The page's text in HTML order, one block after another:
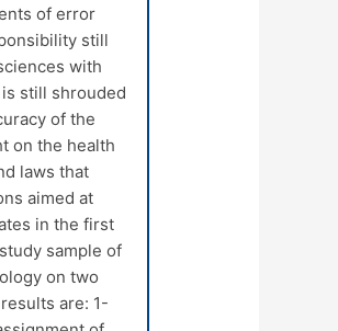
of error
still
with
still shrouded
of the
on the health
laws that
aimed at
in the first
sample of
on two
are: 1-